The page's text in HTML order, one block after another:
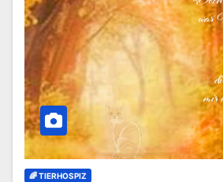
🌈 TIERHOSPIZ